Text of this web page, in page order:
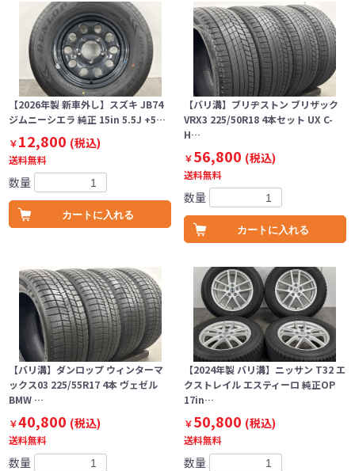
【2026年製 新車外し】スズキ JB74
ジムニーシエラ 純正 15in 5.5J +5…
￥12,800 (税込)
送料無料
数量
カートに入れる
【バリ溝】ブリヂストン ブリザック
VRX3 225/50R18 4本セット UX C-
H…
￥56,800 (税込)
送料無料
数量
カートに入れる
【バリ溝】ダンロップ ウィンターマ
ックス03 225/55R17 4本 ヴェゼル
BMW …
￥40,800 (税込)
送料無料
数量
【2024年製 バリ溝】ニッサン T32 エ
クストレイル エスティーロ 純正OP
17in…
￥50,800 (税込)
送料無料
数量